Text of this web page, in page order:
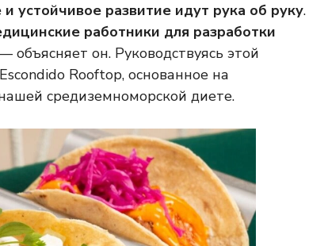
устойчивое развитие идут рука об руку.
работники для разработки
объясняет он. Руководствуясь этой
Rooftop, основанное на
средиземноморской диете.